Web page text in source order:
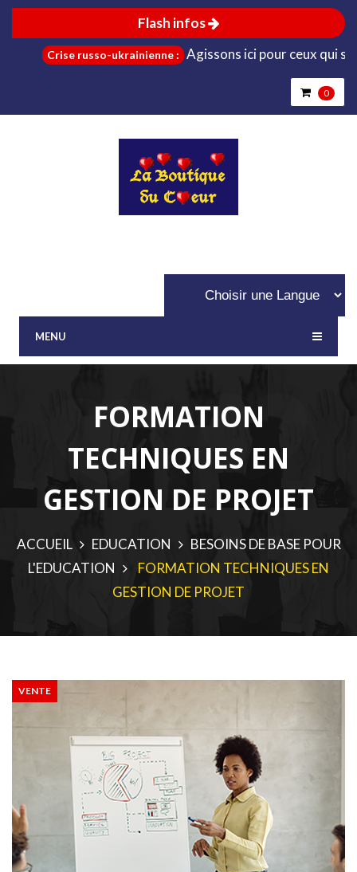
Flash infos
Crise russo-ukrainienne : Agissons ici pour ceux qui sont
0
MENU
FORMATION
TECHNIQUES EN
GESTION DE PROJET
ACCUEIL EDUCATION
BESOINS DE BASE POUR
L'EDUCATION
FORMATION TECHNIQUES EN
GESTION DE PROJET
VENTE